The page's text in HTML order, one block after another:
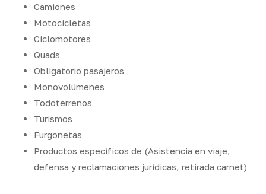
Camiones
Motocicletas
Ciclomotores
Quads
Obligatorio pasajeros
Monovolúmenes
Todoterrenos
Turismos
Furgonetas
Productos específicos de (Asistencia en viaje,
defensa y reclamaciones jurídicas, retirada carnet)